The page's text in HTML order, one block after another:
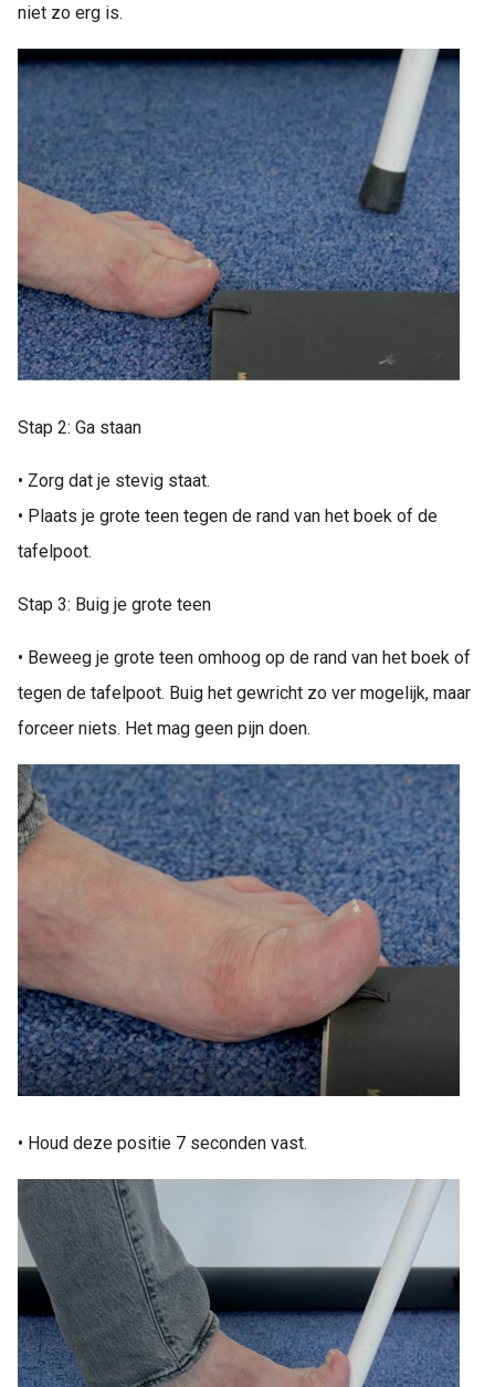
niet zo erg is.
Stap 2: Ga staan
• Zorg dat je stevig staat.
• Plaats je grote teen tegen de rand van het boek of de
tafelpoot.
Stap 3: Buig je grote teen
• Beweeg je grote teen omhoog op de rand van het boek of
tegen de tafelpoot. Buig het gewricht zo ver mogelijk, maar
forceer niets. Het mag geen pijn doen.
• Houd deze positie 7 seconden vast.